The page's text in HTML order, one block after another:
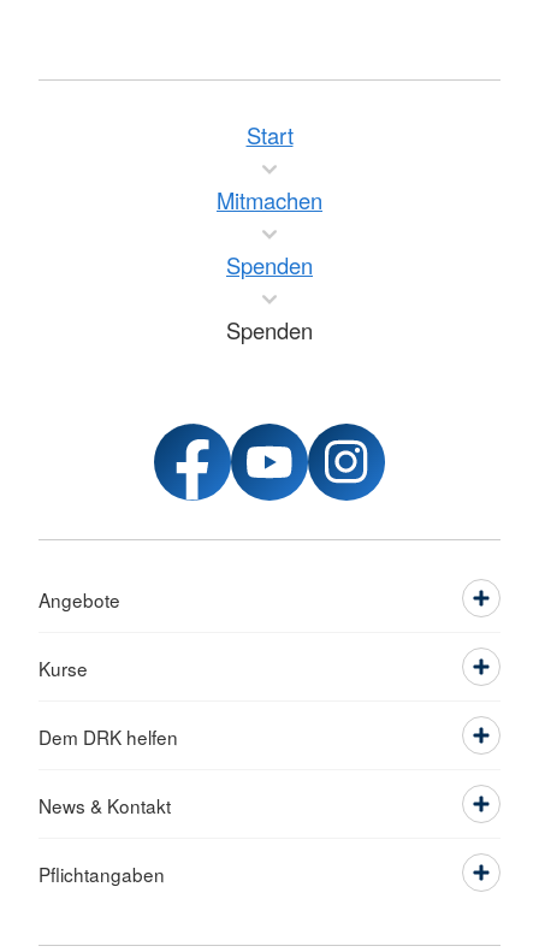
Start
Mitmachen
Spenden
Spenden
Angebote
Kurse
Dem DRK helfen
News & Kontakt
Pflichtangaben